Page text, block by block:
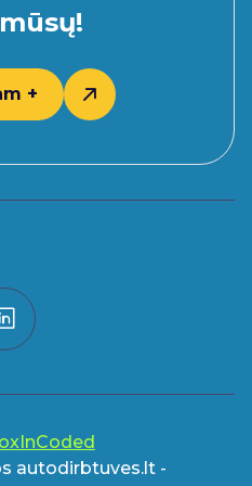
+
autodirbtuves.lt -